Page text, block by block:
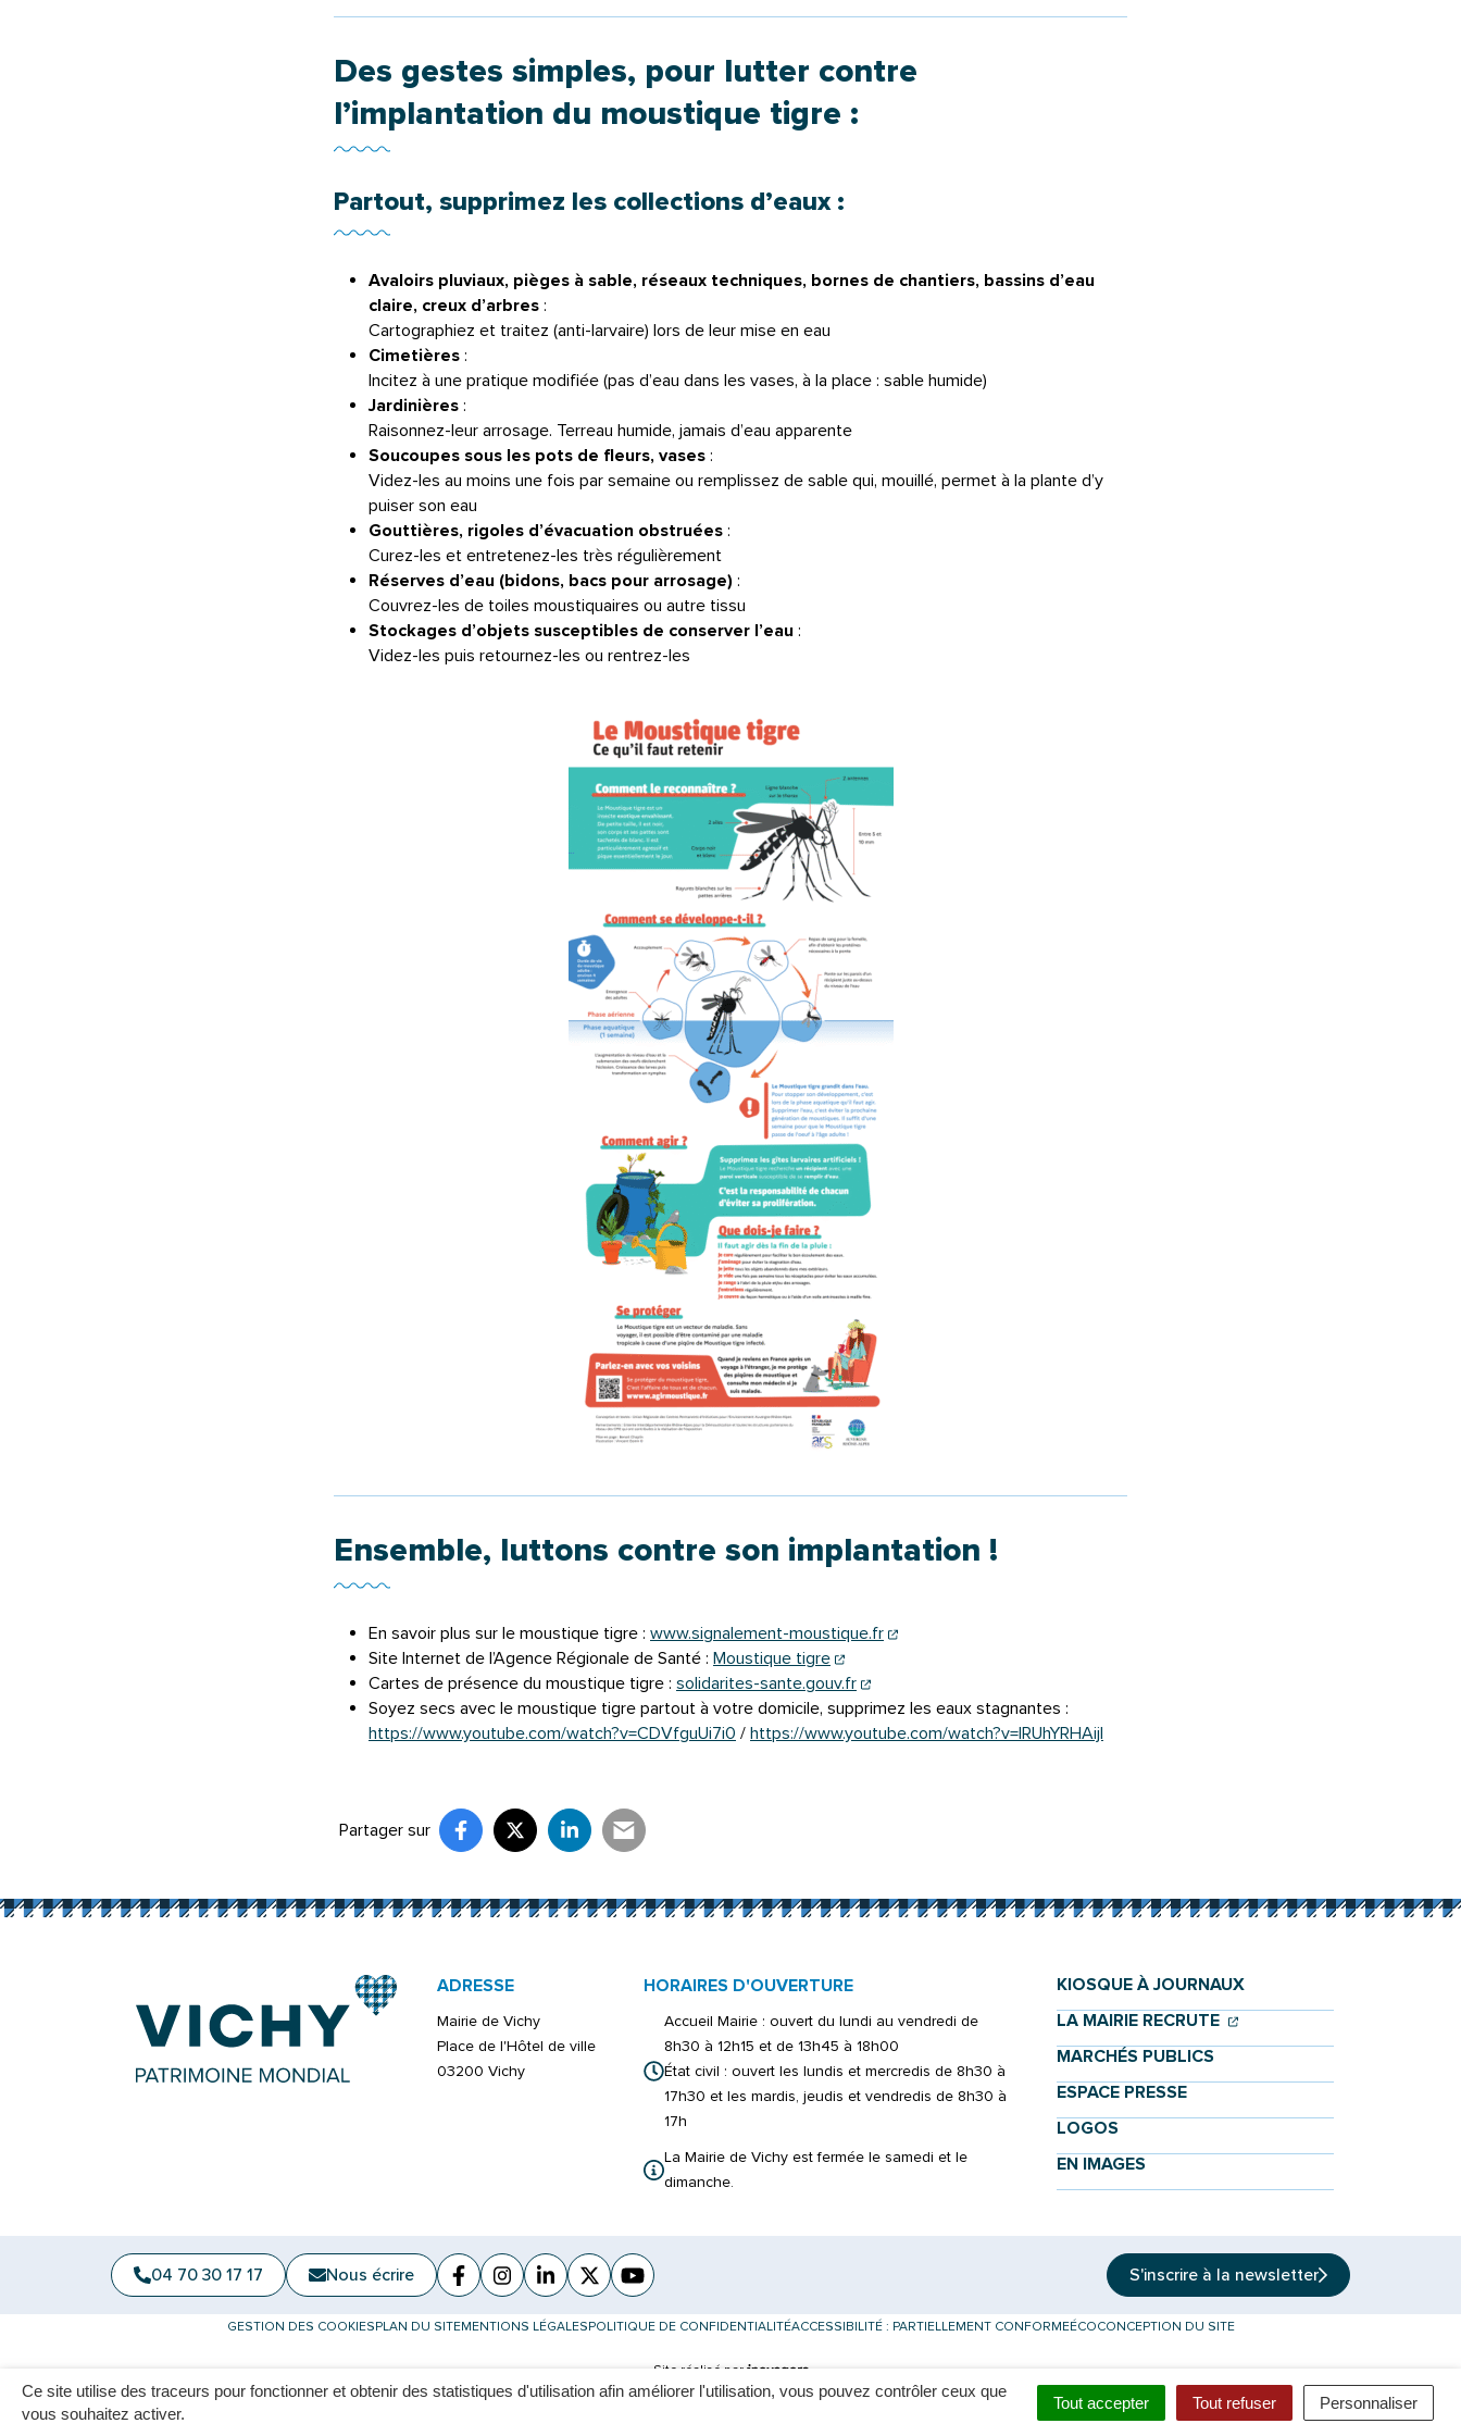
Ce site utilise des traceurs pour fonctionner et obtenir des statistiques d'utilisation afin améliorer l'utilisation, vous pouvez contrôler ceux que
vous souhaitez activer.
Tout accepter Tout refuser Personnaliser
Des gestes simples, pour lutter contre
l’implantation du moustique tigre :
Partout, supprimez les collections d’eaux :
Avaloirs pluviaux, pièges à sable, réseaux techniques, bornes de chantiers, bassins d’eau
claire, creux d’arbres :
Cartographiez et traitez (anti-larvaire) lors de leur mise en eau
Cimetières :
Incitez à une pratique modifiée (pas d’eau dans les vases, à la place : sable humide)
Jardinières :
Raisonnez-leur arrosage. Terreau humide, jamais d’eau apparente
Soucoupes sous les pots de fleurs, vases :
Videz-les au moins une fois par semaine ou remplissez de sable qui, mouillé, permet à la plante d’y
puiser son eau
Gouttières, rigoles d’évacuation obstruées :
Curez-les et entretenez-les très régulièrement
Réserves d’eau (bidons, bacs pour arrosage) :
Couvrez-les de toiles moustiquaires ou autre tissu
Stockages d’objets susceptibles de conserver l’eau :
Videz-les puis retournez-les ou rentrez-les
Ensemble, luttons contre son implantation !
En savoir plus sur le moustique tigre : www.signalement-moustique.fr (ouverture dans un nouvel onglet)
Site Internet de l’Agence Régionale de Santé : Moustique tigre (ouverture dans un nouvel onglet)
Cartes de présence du moustique tigre : solidarites-sante.gouv.fr (ouverture dans un nouvel onglet)
Soyez secs avec le moustique tigre partout à votre domicile, supprimez les eaux stagnantes :
https://www.youtube.com/watch?v=CDVfguUi7i0 / https://www.youtube.com/watch?v=IRUhYRHAijI
Partager sur Partager sur Facebook
(ouverture dans un nouvel onglet)
Partager sur X (Twitter)
(ouverture dans un nouvel onglet)
Partager sur LinkedIn
(ouverture dans un nouvel onglet)
Partager par e-mail
(ouverture dans un nouvel onglet)
ADRESSE
Mairie de Vichy
Place de l'Hôtel de ville
03200 Vichy
HORAIRES D'OUVERTURE
Accueil Mairie : ouvert du lundi au vendredi de
8h30 à 12h15 et de 13h45 à 18h00
État civil : ouvert les lundis et mercredis de 8h30 à
17h30 et les mardis, jeudis et vendredis de 8h30 à
17h
La Mairie de Vichy est fermée le samedi et le
dimanche.
KIOSQUE À JOURNAUX
LA MAIRIE RECRUTE (OUVERTURE DANS UN
(OUVERTURE DANS UN
MARCHÉS PUBLICS
ESPACE PRESSE
LOGOS
EN IMAGES
04 70 30 17 17 Nous écrire
Facebook
(ouverture dans un nouvel onglet)
Instagram
(ouverture dans un nouvel onglet)
Linkedin
(ouverture dans un nouvel onglet)
X (Twitter)
(ouverture dans un nouvel onglet)
YouTube
(ouverture dans un nouvel onglet)
S'inscrire à la newsletter
GESTION DES COOKIESPLAN DU SITEMENTIONS LÉGALESPOLITIQUE DE CONFIDENTIALITÉACCESSIBILITÉ : PARTIELLEMENT CONFORMEÉCOCONCEPTION DU SITE
Site réalisé par Inovagora (ouverture dans un nouvel onglet)
L'assistant est momentanément indisponible. Merci de réessayer plus tard.